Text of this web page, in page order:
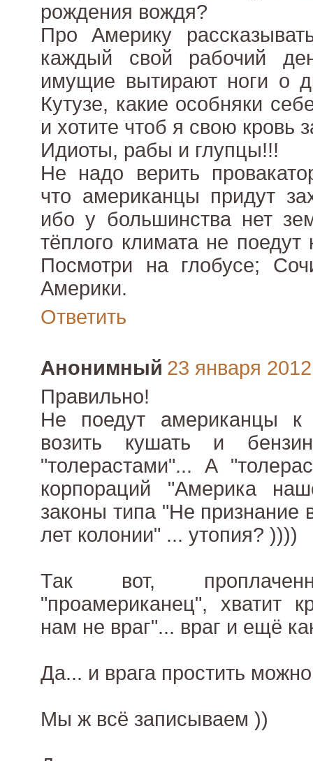
рождения вождя?
Про Америку
каждый свой рабочий
имущие вытирают ноги о
Кутузе, какие особняки
и хотите чтоб я свою кровь
Идиоты, рабы и глупцы!!!
Не надо верить
что американцы придут
ибо у большинства нет
тёплого климата не
Посмотри на глобусе;
Америки.
Ответить
Анонимный 23 января
Правильно!
Не поедут американцы
возить кушать и
"толерастами"... А
корпораций "Америка
законы типа "Не признание
лет колонии" ... утопия? ))))
Так вот,
"проамериканец", хватит
нам не враг"... враг и ещё
Да... и врага простить
Мы ж всё записываем ))